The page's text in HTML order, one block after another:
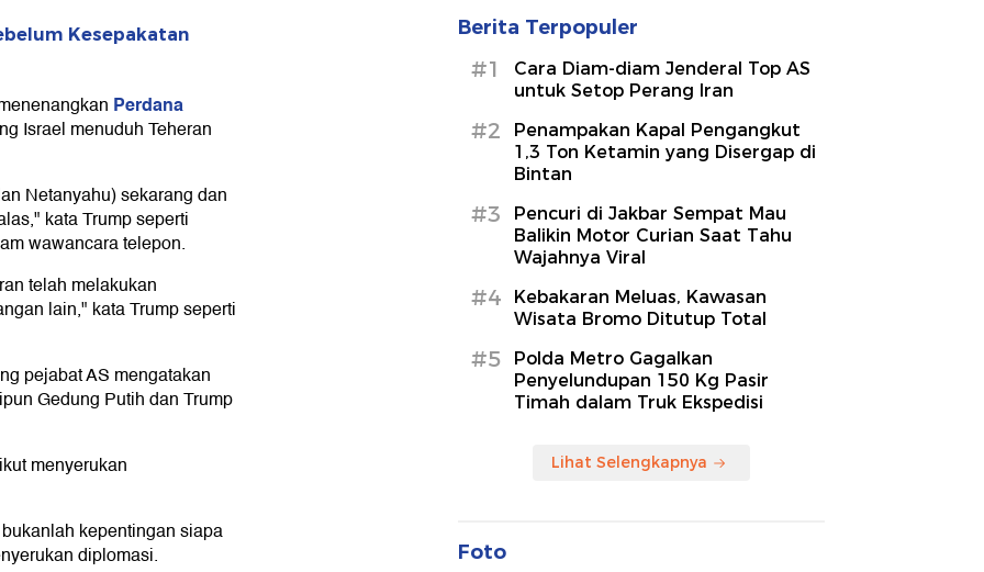
Kesepakatan
Perdana
Israel menuduh Teheran
Netanyahu) sekarang dan
kata Trump seperti
wawancara telepon.
telah melakukan
lain," kata Trump seperti
pejabat AS mengatakan
Gedung Putih dan Trump
menyerukan
bukanlah kepentingan siapa
diplomasi.
Berita Terpopuler
#1
Cara Diam-diam Jenderal Top AS
untuk Setop Perang Iran
#2
Penampakan Kapal Pengangkut
1,3 Ton Ketamin yang Disergap di
Bintan
#3
Pencuri di Jakbar Sempat Mau
Balikin Motor Curian Saat Tahu
Wajahnya Viral
#4
Kebakaran Meluas, Kawasan
Wisata Bromo Ditutup Total
#5
Polda Metro Gagalkan
Penyelundupan 150 Kg Pasir
Timah dalam Truk Ekspedisi
Lihat Selengkapnya
Foto